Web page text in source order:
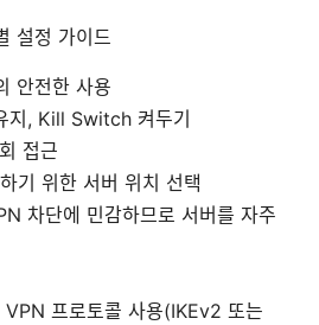
설정 가이드
안전한 사용
지, Kill Switch 켜두기
접근
기 위한 서버 위치 선택
차단에 민감하므로 서버를 자주
VPN 프로토콜 사용(IKEv2 또는